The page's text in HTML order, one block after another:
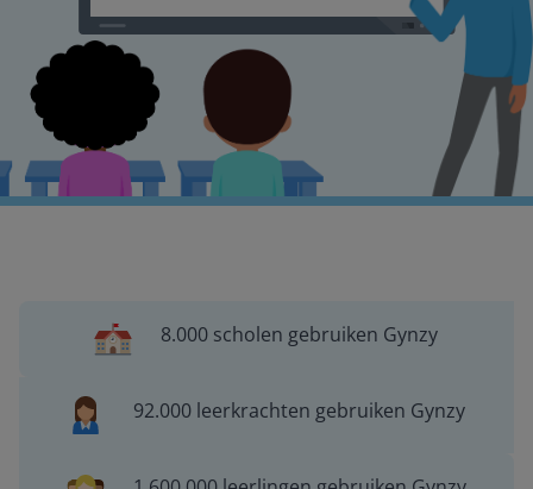
8.000 scholen gebruiken Gynzy
92.000 leerkrachten gebruiken Gynzy